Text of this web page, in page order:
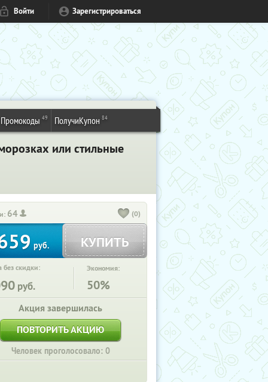
Войти Зарегистрироваться
Промокоды 49 ПолучиКупон 84
или стильные
64 (0)
руб. КУПИТЬ
без скидки:
руб.
Экономия:
50%
Акция завершилась
ПОВТОРИТЬ АКЦИЮ
Человек проголосовало: 0